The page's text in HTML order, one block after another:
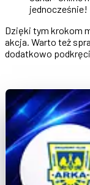
jednocześnie!
Dzięki tym krokom
akcja. Warto też
dodatkowo